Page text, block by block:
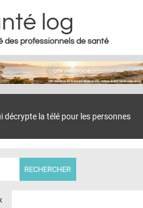
navigation
log
des professionnels de santé
décrypte la télé pour les personnes